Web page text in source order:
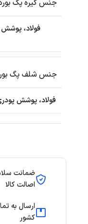
ضمانت
اصالت کالا
ارسال به
کشور
جنس گیره پگ
فولاد، پوشش
جنس شلف پگ
فولاد، پوشش